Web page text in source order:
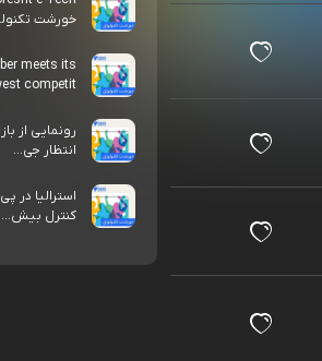
خورشت
meets its
competit...
رونمایی از
انتظار جی...
استرالیا در
کنترل بیش...